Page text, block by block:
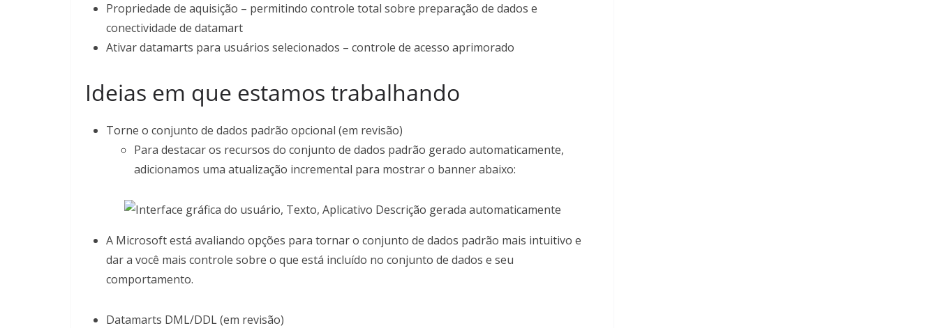
Propriedade de aquisição – permitindo controle total sobre preparação de dados e
conectividade de datamart
Ativar datamarts para usuários selecionados – controle de acesso aprimorado
Ideias em que estamos trabalhando
Torne o conjunto de dados padrão opcional (em revisão)
Para destacar os recursos do conjunto de dados padrão gerado automaticamente,
adicionamos uma atualização incremental para mostrar o banner abaixo:
A Microsoft está avaliando opções para tornar o conjunto de dados padrão mais intuitivo e
dar a você mais controle sobre o que está incluído no conjunto de dados e seu
comportamento.
Datamarts DML/DDL (em revisão)